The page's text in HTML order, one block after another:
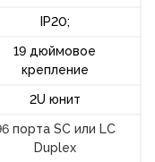
IP20;
19 дюймовое
крепление
2U юнит
порта SC или LC
Duplex